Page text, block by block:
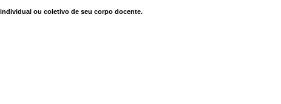
ou coletivo de seu corpo docente.